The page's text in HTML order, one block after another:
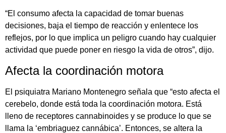
“El consumo afecta la capacidad de tomar buenas
decisiones, baja el tiempo de reacción y enlentece los
reflejos, por lo que implica un peligro cuando hay cualquier
actividad que puede poner en riesgo la vida de otros”, dijo.
Afecta la coordinación motora
El psiquiatra Mariano Montenegro señala que “esto afecta el
cerebelo, donde está toda la coordinación motora. Está
lleno de receptores cannabinoides y se produce lo que se
llama la ‘embriaguez cannábica’. Entonces, se altera la